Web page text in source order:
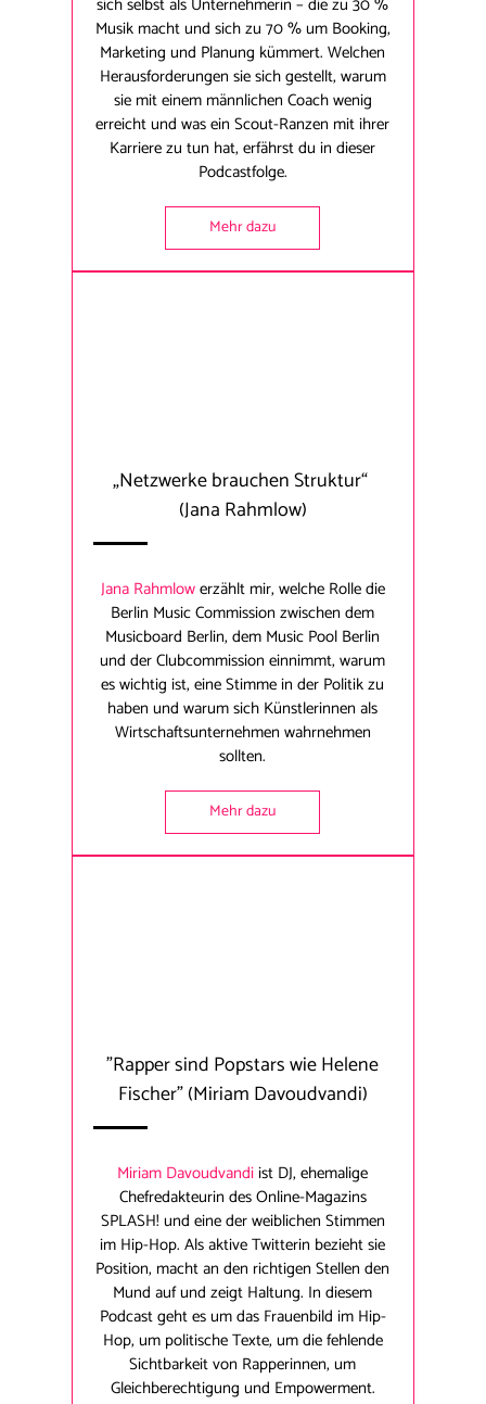
Musik macht und sich zu 70 % um Booking,
Marketing und Planung kümmert. Welchen
Herausforderungen sie sich gestellt, warum
sie mit einem männlichen Coach wenig
erreicht und was ein Scout-Ranzen mit ihrer
Karriere zu tun hat, erfährst du in dieser
Podcastfolge.
Mehr dazu
„Netzwerke brauchen Struktur“
(Jana Rahmlow)
Jana Rahmlowerzählt mir, welche Rolle die
Berlin Music Commission zwischen dem
Musicboard Berlin, dem Music Pool Berlin
und der Clubcommission einnimmt, warum
es wichtig ist, eine Stimme in der Politik zu
haben und warum sich Künstlerinnen als
Wirtschaftsunternehmen wahrnehmen
sollten.
Mehr dazu
"Rapper sind Popstars wie Helene
Fischer"(Miriam Davoudvandi)
Miriam Davoudvandiist DJ, ehemalige
Chefredakteurin des Online-Magazins
SPLASH! und eine der weiblichen Stimmen
im Hip-Hop. Als aktive Twitterin bezieht sie
Position, macht an den richtigen Stellen den
Mund auf und zeigt Haltung. In diesem
Podcast geht es um das Frauenbild im Hip-
Hop, um politische Texte, um die fehlende
Sichtbarkeit von Rapperinnen, um
Gleichberechtigung und Empowerment.